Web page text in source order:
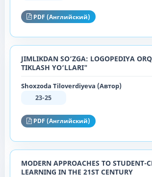
PDF (Английский)
JIMLIKDAN SO‘ZGA: LOGOPEDIYA
TIKLASH YO‘LLARI"
Shoxzoda Tiloverdiyeva (Автор)
23-25
PDF (Английский)
MODERN APPROACHES TO STUDENT-
LEARNING IN THE 21ST CENTURY